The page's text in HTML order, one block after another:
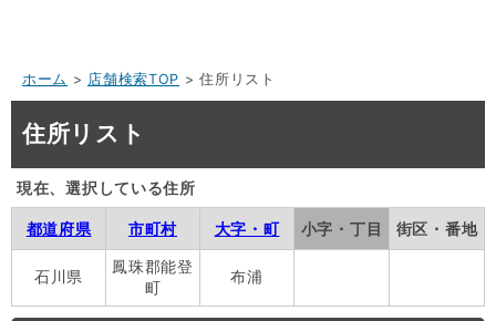
ホーム > 店舗検索TOP > 住所リスト
住所リスト
現在、選択している住所
都道府県 市町村 大字・町 小字・丁目 街区・番地
石川県
鳳珠郡能登
町
布浦